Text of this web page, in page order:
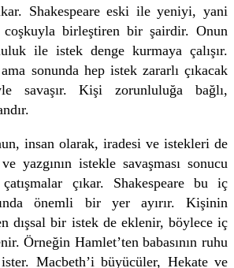
Shakespeare eski ile yeniyi, yani
coşkuyla birleştiren bir şairdir. Onun
ile istek denge kurmaya çalışır.
sonunda hep istek zararlı çıkacak
savaşır. Kişi zorunluluğa bağlı,
insan olarak, iradesi ve istekleri de
yazgının istekle savaşması sonucu
çıkar. Shakespeare bu iç
önemli bir yer ayırır. Kişinin
dışsal bir istek de eklenir, böylece iç
Örneğin Hamlet’ten babasının ruhu
ister. Macbeth’i büyücüler, Hekate ve